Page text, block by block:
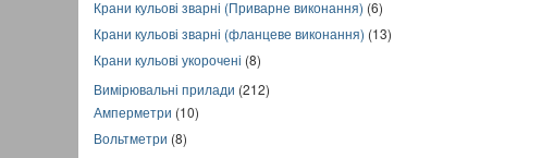
Крани кульові зварні (Приварне виконання) (6)
Крани кульові зварні (фланцеве виконання) (13)
Крани кульові укорочені (8)
Вимірювальні прилади (212)
Амперметри (10)
Вольтметри (8)